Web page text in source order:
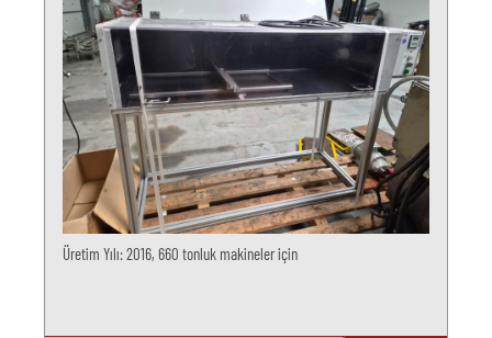
Üretim Yılı: 2016, 660 tonluk makineler için